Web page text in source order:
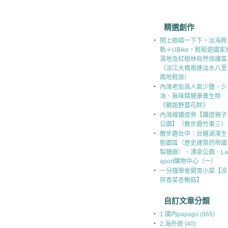
精選創作
‧
閉上眼睛一下下，淡海輕
軌＋UBike，輕鬆遊國家
濕地及紅樹林自然保護區
（淡江大橋串連淡水八里
兩地輕旅）
‧
內灣老街高人氣少鹽、少
油、無味精健康養生粽
《鵝姐野薑花粽》
‧
內灣線鐵道旁【鐵道親子
公園】（散步趣竹東三）
‧ 散步趣台中：台糖湖濱生
態園區（歷史建築的帝國
製糖廠）、湧泉公園、
aport購物中心（一）
‧ 一分鐘學會開胃小菜【涼
拌香菜杏鮑菇】
自訂文章分類
‧
1.國內papago (865)
‧ 2.海外遊 (40)